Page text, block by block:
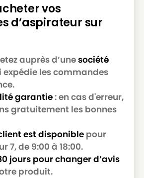
vos
d’aspirateur sur
auprès d’unesociété
expédie les commandes
garantie: en cas d'erreur,
gratuitement les bonnes
est disponible pour
7, de 9:00 à 18:00.
jours pour changer d’avis
produit.